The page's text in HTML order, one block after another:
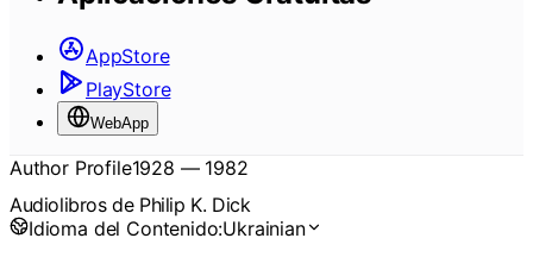
AppStore
PlayStore
WebApp
Author Profile1928 — 1982
Audiolibros de Philip K. Dick
Idioma del Contenido:Ukrainian